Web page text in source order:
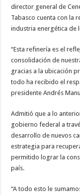
director general de
Tabasco cuenta con la
industria energética de
“Esta refinería es el
consolidación de
gracias a la ubicación
todo ha recibido el
presidente Andrés
Admitió que a lo
gobierno federal a
desarrollo de nuevos
estrategia para
permitido lograr la
país.
“A todo esto le